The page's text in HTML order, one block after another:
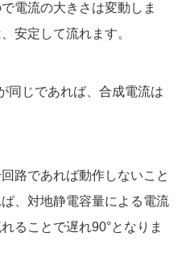
電流の大きさは変動しま
安定して流れます。
同じであれば、合成電流は
路であれば動作しないこと
、対地静電容量による電流
ることで遅れ90°となりま